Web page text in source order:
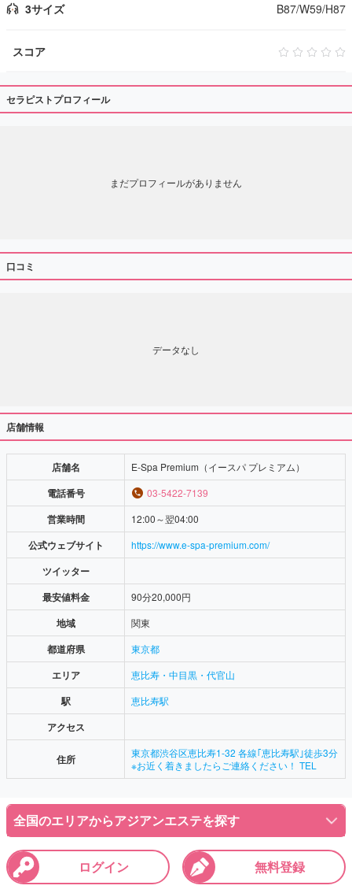
3サイズ B87/W59/H87
スコア
セラピストプロフィール
まだプロフィールがありません
口コミ
データなし
店舗情報
店舗名 E-Spa Premium（イースパ プレミアム）
電話番号 03-5422-7139
営業時間 12:00～翌04:00
公式ウェブサイト https://www.e-spa-premium.com/
ツイッター
最安値料金
90分20,000円
地域 関東
都道府県 東京都
エリア 恵比寿・中目黒・代官山
駅 恵比寿駅
アクセス
住所
東京都渋谷区恵比寿1-32 各線｢恵比寿駅｣徒歩3分
※お近く着きましたらご連絡ください！ TEL
全国のエリアからアジアンエステを探す
ログイン 無料登録